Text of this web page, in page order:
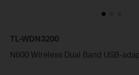
TL-WDN3200
N600 Wireless Dual Band USB-